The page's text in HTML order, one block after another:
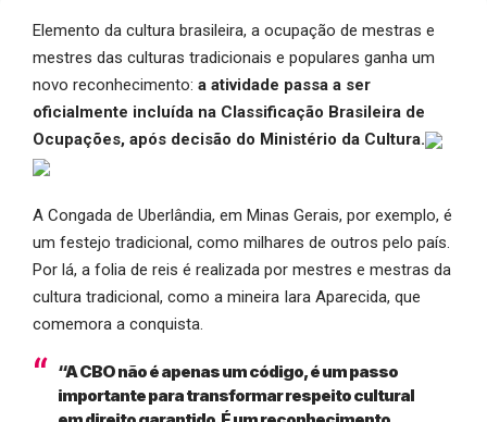
Elemento da cultura brasileira, a ocupação de mestras e
mestres das culturas tradicionais e populares ganha um
novo reconhecimento: a atividade passa a ser
oficialmente incluída na Classificação Brasileira de
Ocupações, após decisão do Ministério da Cultura.
A Congada de Uberlândia, em Minas Gerais, por exemplo, é
um festejo tradicional, como milhares de outros pelo país.
Por lá, a folia de reis é realizada por mestres e mestras da
cultura tradicional, como a mineira Iara Aparecida, que
comemora a conquista.
“A CBO não é apenas um código, é um passo
importante para transformar respeito cultural